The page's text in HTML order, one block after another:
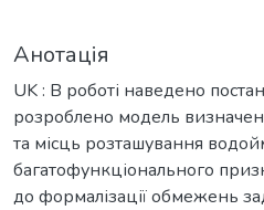
Анотація
UK : В роботі наведено
розроблено модель
та місць розташування
багатофункціонального
до формалізації обмежень